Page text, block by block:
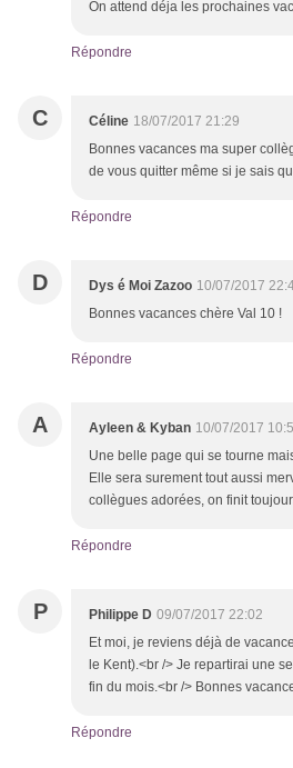
On attend déja les prochaines
Répondre
C Céline 18/07/2017 21:29
Bonnes vacances ma super
de vous quitter même si je sais
Répondre
D Dys é Moi Zazoo 10/07/2017
Bonnes vacances chère Val 10 !
Répondre
A Ayleen & Kyban 10/07/2017
Une belle page qui se tourne
Elle sera surement tout aussi
collègues adorées, on finit
Répondre
P Philippe D 09/07/2017 22:02
Et moi, je reviens déjà de
le Kent).<br /> Je repartirai une
fin du mois.<br /> Bonnes
Répondre